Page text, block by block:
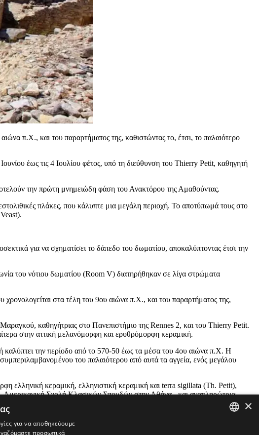
π.Χ., και του παραρτήματος της, καθιστώντας το, έτσι, το παλαιότερο
έως τις 4 Ιουλίου φέτος, υπό τη διεύθυνση του Thierry Petit, καθηγητή
την πρώτη μνημειώδη φάση του Ανακτόρου της Αμαθούντας.
πλάκες, που κάλυπτε μια μεγάλη περιοχή. Το αποτύπωμά τους στο
για να σχηματίσει το δάπεδο του δωματίου, αποκαλύπτοντας έτσι την
του νότιου δωματίου (Room V) διατηρήθηκαν σε λίγα στρώματα
στα τέλη του 9ου αιώνα π.Χ., και του παραρτήματος της,
καθηγήτριας στο Πανεπιστήμιο της Rennes 2, και του Thierry Petit.
στην αττική μελανόμορφη και ερυθρόμορφη κεραμική.
καλύπτει την περίοδο από το 570-50 έως τα μέσα του 4ου αιώνα π.Χ. Η
του παλαιότερου από αυτά τα αγγεία, ενός μεγάλου
ελληνική κεραμική, ελληνιστική κεραμική και terra sigillata (Th. Petit),
Αμερικανική Σχολή Κλασικών Σπουδών στην Αθήνα - και αναπληρώτρια
της Rennes 2).
×
για να αποθηκεύουμε
προσωπικά